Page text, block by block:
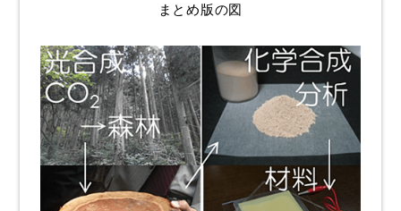
まとめ版の図